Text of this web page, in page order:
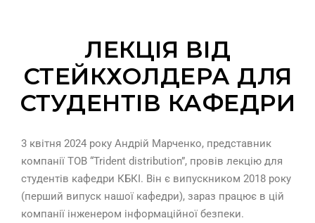
ЛЕКЦІЯ ВІД
СТЕЙКХОЛДЕРА ДЛЯ
СТУДЕНТІВ КАФЕДРИ
3 квітня 2024 року Андрій Марченко, представник
компанії ТОВ “Trident distribution”, провів лекцію для
студентів кафедри КБКІ. Він є випускником 2018 року
(перший випуск нашої кафедри), зараз працює в цій
компанії інженером інформаційної безпеки.